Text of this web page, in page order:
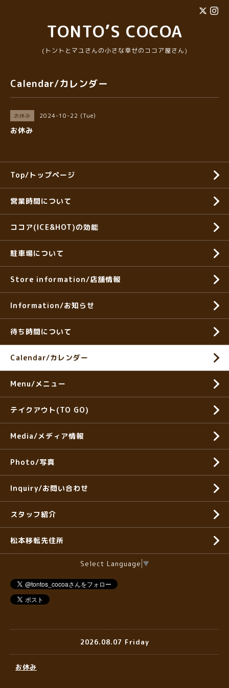
TONTO’S COCOA
(トントとマユさんの小さな幸せのココア屋さん)
Calendar/カレンダー
お休み 2024-10-22 (Tue)
お休み
Top/トップページ
営業時間について
ココア(ICE&HOT)の効能
駐車場について
Store information/店舗情報
Information/お知らせ
待ち時間について
Calendar/カレンダー
Menu/メニュー
テイクアウト(TO GO)
Media/メディア情報
Photo/写真
Inquiry/お問い合わせ
スタッフ紹介
松本移転先住所
Select Language ▼
2026.08.07 Friday
お休み